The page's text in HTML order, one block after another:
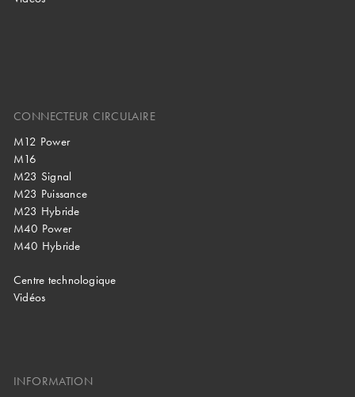
CONNECTEUR CIRCULAIRE
M12 Power
M16
M23 Signal
M23 Puissance
M23 Hybride
M40 Power
M40 Hybride
Centre technologique
Vidéos
INFORMATION